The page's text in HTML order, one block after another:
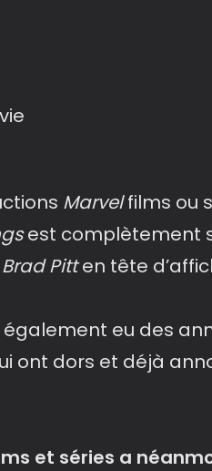
Marvelfilms ou
est complètement
Brad Pitten tête
eu des
ont dors et déjà
et séries a